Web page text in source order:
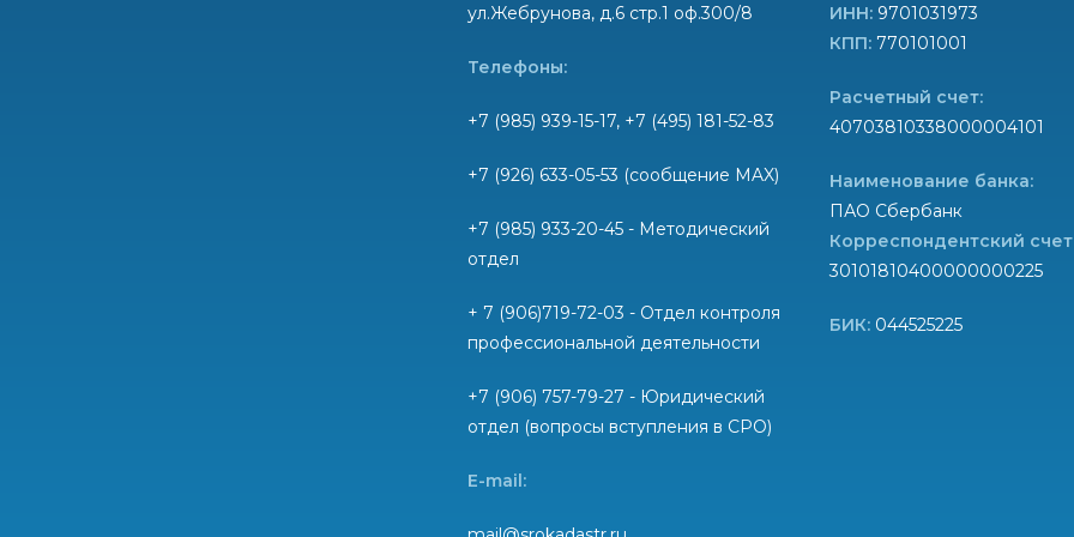
ул.Жебрунова, д.6 стр.1 оф.300/8
Телефоны:
+7 (985) 939-15-17, +7 (495) 181-52-83
+7 (926) 633-05-53 (сообщение MAX)
+7 (985) 933-20-45 - Методический
отдел
+ 7 (906)719-72-03 - Отдел контроля
профессиональной деятельности
+7 (906) 757-79-27 - Юридический
отдел (вопросы вступления в СРО)
E-mail:
ИНН: 9701031973
КПП:770101001
Расчетный счет:
40703810338000004101
Наименование банка:
ПАО Сбербанк
Корреспондентский
30101810400000000225
БИК:044525225